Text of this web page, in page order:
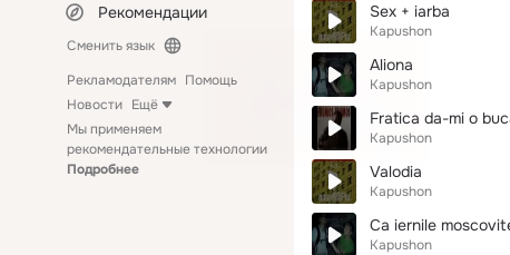
Рекомендации
Сменить язык
Рекламодателям Помощь
Новости Ещё
Мы применяем
рекомендательные технологии
Подробнее
Sex + iarba
Kapushon
Aliona
Kapushon
Fratica da-mi o
Kapushon
Valodia
Kapushon
Ca iernile
Kapushon